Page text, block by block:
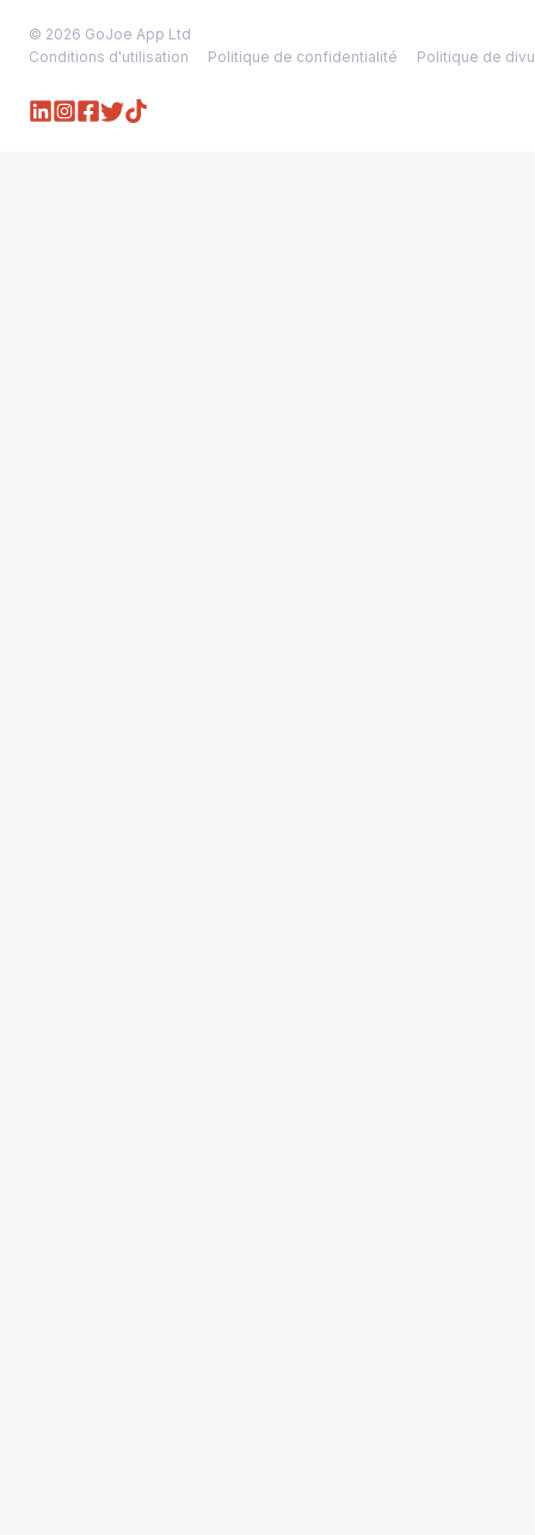
© 2026 GoJoe App Ltd
Conditions d'utilisation
Politique de confidentialité Politique de